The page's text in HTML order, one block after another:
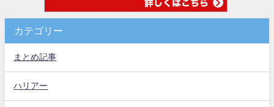
カテゴリー
まとめ記事
ハリアー